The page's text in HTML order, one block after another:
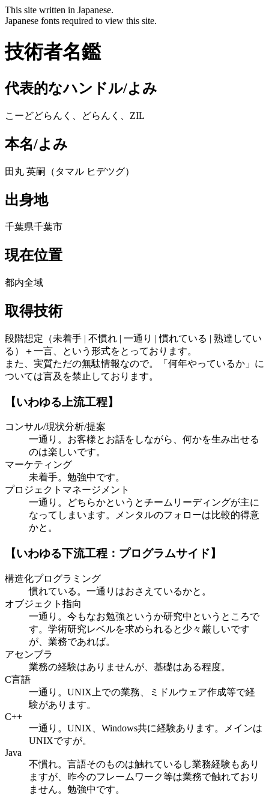
This site written in Japanese.
Japanese fonts required to view this site.
技術者名鑑
代表的なハンドル/よみ
こーどどらんく、どらんく、ZIL
本名/よみ
田丸 英嗣（タマル ヒデツグ）
出身地
千葉県千葉市
現在位置
都内全域
取得技術
段階想定（未着手 | 不慣れ | 一通り | 慣れている | 熟達してい
る）＋一言、という形式をとっております。
また、実質ただの無駄情報なので。「何年やっているか」に
ついては言及を禁止しております。
【いわゆる上流工程】
コンサル/現状分析/提案
一通り。お客様とお話をしながら、何かを生み出せる
のは楽しいです。
マーケティング
未着手。勉強中です。
プロジェクトマネージメント
一通り。どちらかというとチームリーディングが主に
なってしまいます。メンタルのフォローは比較的得意
かと。
【いわゆる下流工程：プログラムサイド】
構造化プログラミング
慣れている。一通りはおさえているかと。
オブジェクト指向
一通り。今もなお勉強というか研究中というところで
す。学術研究レベルを求められると少々厳しいです
が、業務であれば。
アセンブラ
業務の経験はありませんが、基礎はある程度。
C言語
一通り。UNIX上での業務、ミドルウェア作成等で経
験があります。
C++
一通り。UNIX、Windows共に経験あります。メインは
UNIXですが。
Java
不慣れ。言語そのものは触れているし業務経験もあり
ますが、昨今のフレームワーク等は業務で触れており
ません。勉強中です。